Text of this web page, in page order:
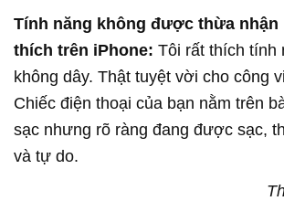
Tính năng không được thừa nhận
thích trên iPhone: Tôi rất thích tính
không dây. Thật tuyệt vời cho công
Chiếc điện thoại của bạn nằm trên
sạc nhưng rõ ràng đang được sạc,
và tự do.